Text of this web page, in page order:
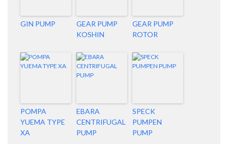
GIN PUMP
GEAR PUMP
KOSHIN
GEAR PUMP
ROTOR
POMPA
YUEMA TYPE
XA
EBARA
CENTRIFUGAL
PUMP
SPECK
PUMPEN
PUMP